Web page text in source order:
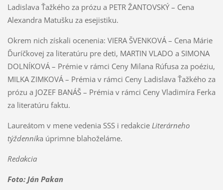
Ladislava Ťažkého za prózu a PETR ŽANTOVSKÝ – Cena
Alexandra Matušku za esejistiku.
Okrem nich získali ocenenia: VIERA ŠVENKOVÁ – Cena Márie
Ďuríčkovej za literatúru pre deti, MARTIN VLADO a SIMONA
DOLNÍKOVÁ – Prémie v rámci Ceny Milana Rúfusa za poéziu,
MILKA ZIMKOVÁ – Prémia v rámci Ceny Ladislava Ťažkého za
prózu a JOZEF BANÁŠ – Prémia v rámci Ceny Vladimíra Ferka
za literatúru faktu.
Laureátom v mene vedenia SSS i redakcie Literárneho
týždenníka úprimne blahoželáme.
Redakcia
Foto: Ján Pakan